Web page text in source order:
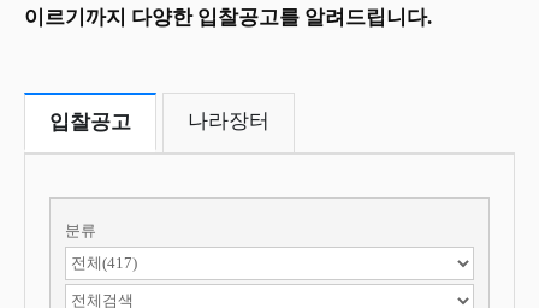
이르기까지 다양한 입찰공고를 알려드립니다.
입찰공고 나라장터
분류
검색 항목 선택